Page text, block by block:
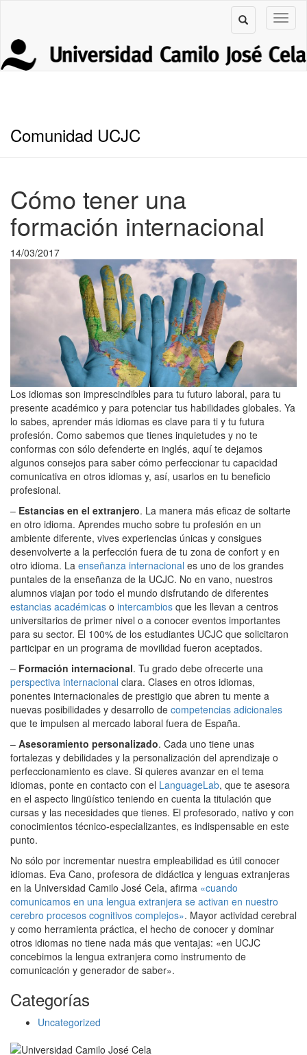
Comunidad UCJC
Cómo tener una
formación internacional
14/03/2017
Los idiomas son imprescindibles para tu futuro laboral, para tu
presente académico y para potenciar tus habilidades globales. Ya
lo sabes, aprender más idiomas es clave para ti y tu futura
profesión. Como sabemos que tienes inquietudes y no te
conformas con sólo defenderte en inglés, aquí te dejamos
algunos consejos para saber cómo perfeccionar tu capacidad
comunicativa en otros idiomas y, así, usarlos en tu beneficio
profesional.
– Estancias en el extranjero. La manera más eficaz de soltarte
en otro idioma. Aprendes mucho sobre tu profesión en un
ambiente diferente, vives experiencias únicas y consigues
desenvolverte a la perfección fuera de tu zona de confort y en
otro idioma. La enseñanza internacional es uno de los grandes
puntales de la enseñanza de la UCJC. No en vano, nuestros
alumnos viajan por todo el mundo disfrutando de diferentes
estancias académicas o intercambios que les llevan a centros
universitarios de primer nivel o a conocer eventos importantes
para su sector. El 100% de los estudiantes UCJC que solicitaron
participar en un programa de movilidad fueron aceptados.
– Formación internacional. Tu grado debe ofrecerte una
perspectiva internacional clara. Clases en otros idiomas,
ponentes internacionales de prestigio que abren tu mente a
nuevas posibilidades y desarrollo de competencias adicionales
que te impulsen al mercado laboral fuera de España.
– Asesoramiento personalizado. Cada uno tiene unas
fortalezas y debilidades y la personalización del aprendizaje o
perfeccionamiento es clave. Si quieres avanzar en el tema
idiomas, ponte en contacto con el LanguageLab, que te asesora
en el aspecto lingüístico teniendo en cuenta la titulación que
cursas y las necesidades que tienes. El profesorado, nativo y con
conocimientos técnico-especializantes, es indispensable en este
punto.
No sólo por incrementar nuestra empleabilidad es útil conocer
idiomas. Eva Cano, profesora de didáctica y lenguas extranjeras
en la Universidad Camilo José Cela, afirma «cuando
comunicamos en una lengua extranjera se activan en nuestro
cerebro procesos cognitivos complejos». Mayor actividad cerebral
y como herramienta práctica, el hecho de conocer y dominar
otros idiomas no tiene nada más que ventajas: «en UCJC
concebimos la lengua extranjera como instrumento de
comunicación y generador de saber».
Categorías
Uncategorized